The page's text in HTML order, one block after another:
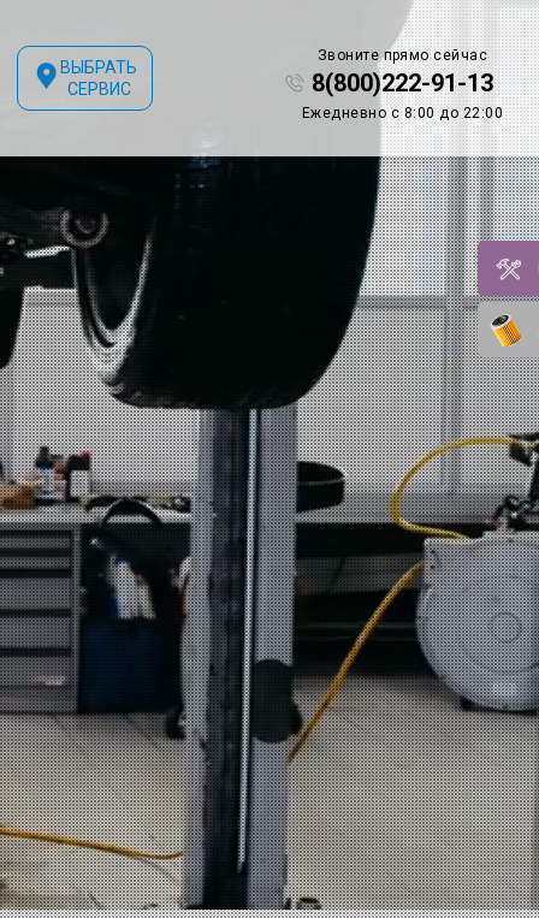
ВЫБРАТЬ
СЕРВИС
Звоните прямо сейчас
8(800)222-91-13
Ежедневно с 8:00 до 22:00